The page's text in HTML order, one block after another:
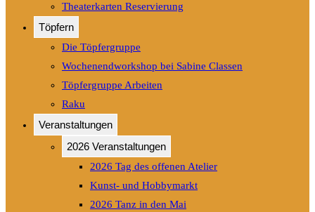
Theaterkarten Reservierung
Töpfern
Die Töpfergruppe
Wochenendworkshop bei Sabine Classen
Töpfergruppe Arbeiten
Raku
Veranstaltungen
2026 Veranstaltungen
2026 Tag des offenen Atelier
Kunst- und Hobbymarkt
2026 Tanz in den Mai